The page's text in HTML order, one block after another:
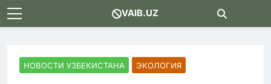
Skip
to
VAIB.UZ
НОВОСТИ УЗБЕКИСТАНА ЭКОЛОГИЯ